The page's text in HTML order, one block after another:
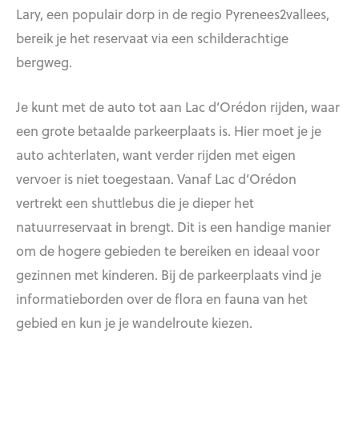
Lary, een populair dorp in de regio Pyrenees2vallees,
bereik je het reservaat via een schilderachtige
bergweg.
Je kunt met de auto tot aan Lac d’Orédon rijden, waar
een grote betaalde parkeerplaats is. Hier moet je je
auto achterlaten, want verder rijden met eigen
vervoer is niet toegestaan. Vanaf Lac d’Orédon
vertrekt een shuttlebus die je dieper het
natuurreservaat in brengt. Dit is een handige manier
om de hogere gebieden te bereiken en ideaal voor
gezinnen met kinderen. Bij de parkeerplaats vind je
informatieborden over de flora en fauna van het
gebied en kun je je wandelroute kiezen.